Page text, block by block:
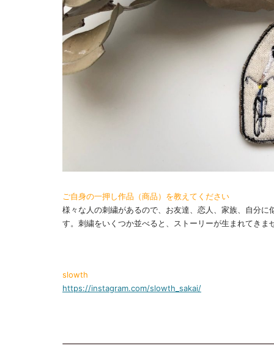
ご自身の一押し作品（商品）を教えてください
様々な人の刺繍があるので、お友達、恋人、家族、自分
す。刺繍をいくつか並べると、ストーリーが生まれてきま
slowth
https://instagram.com/slowth_sakai/